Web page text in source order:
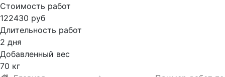
Стоимость работ
122430 руб
Длительность работ
2 дня
Добавленный вес
70 кг